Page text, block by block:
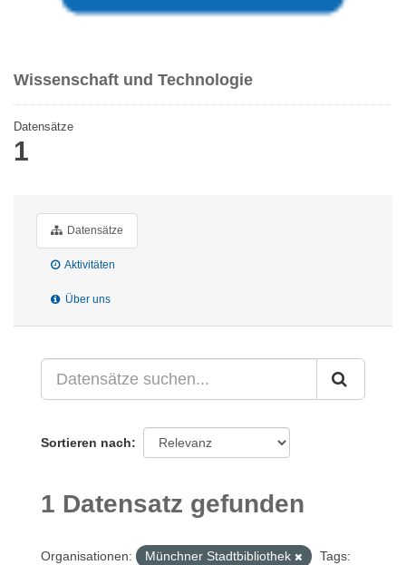
Wissenschaft und Technologie
Datensätze
1
Datensätze
Aktivitäten
Über uns
Sortieren nach
1 Datensatz gefunden
Organisationen: Münchner Stadtbibliothek
Tags: